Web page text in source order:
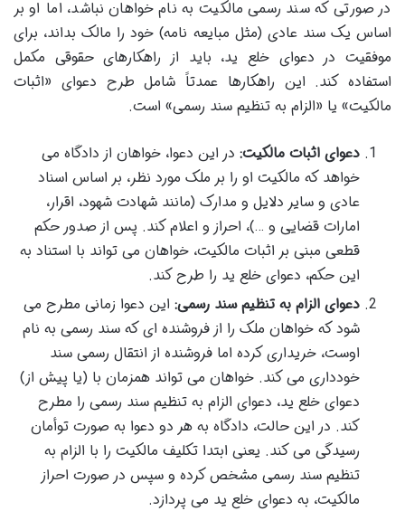
در صورتی که سند رسمی مالکیت به نام خواهان نباشد، اما او بر
اساس یک سند عادی (مثل مبایعه نامه) خود را مالک بداند، برای
موفقیت در دعوای خلع ید، باید از راهکارهای حقوقی مکمل
استفاده کند. این راهکارها عمدتاً شامل طرح دعوای «اثبات
مالکیت» یا «الزام به تنظیم سند رسمی» است.
دعوای اثبات مالکیت: در این دعوا، خواهان از دادگاه می
خواهد که مالکیت او را بر ملک مورد نظر، بر اساس اسناد
عادی و سایر دلایل و مدارک (مانند شهادت شهود، اقرار،
امارات قضایی و …)، احراز و اعلام کند. پس از صدور حکم
قطعی مبنی بر اثبات مالکیت، خواهان می تواند با استناد به
این حکم، دعوای خلع ید را طرح کند.
دعوای الزام به تنظیم سند رسمی: این دعوا زمانی مطرح می
شود که خواهان ملک را از فروشنده ای که سند رسمی به نام
اوست، خریداری کرده اما فروشنده از انتقال رسمی سند
خودداری می کند. خواهان می تواند همزمان با (یا پیش از)
دعوای خلع ید، دعوای الزام به تنظیم سند رسمی را مطرح
کند. در این حالت، دادگاه به هر دو دعوا به صورت توأمان
رسیدگی می کند. یعنی ابتدا تکلیف مالکیت را با الزام به
تنظیم سند رسمی مشخص کرده و سپس در صورت احراز
مالکیت، به دعوای خلع ید می پردازد.